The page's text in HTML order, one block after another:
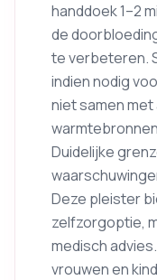
handdoek 1–2
de
te verbeteren.
indien nodig
niet samen
Duidelijke
Deze pleister
zelfzorgoptie,
medisch
vrouwen en